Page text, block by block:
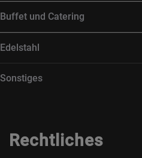
Buffet und Catering
Edelstahl
Sonstiges
Rechtliches